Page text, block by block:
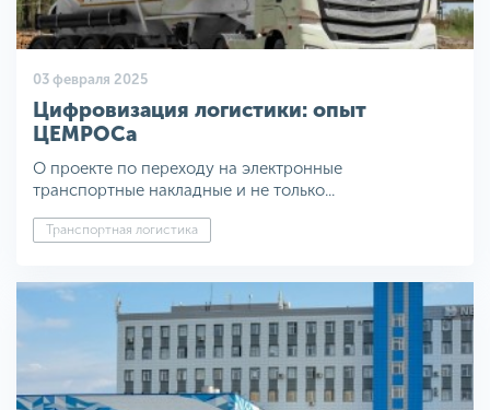
03 февраля 2025
Цифровизация логистики: опыт
ЦЕМРОСа
О проекте по переходу на электронные
транспортные накладные и не только...
Транспортная логистика